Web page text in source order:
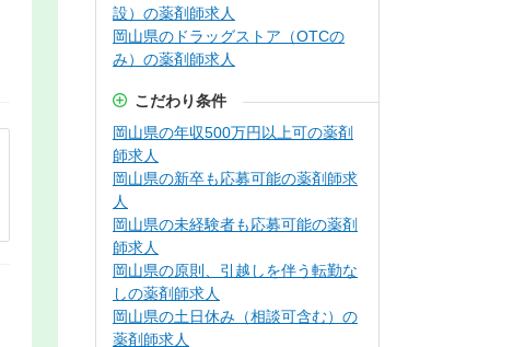
設）の薬剤師求人
岡山県のドラッグストア（OTCの
み）の薬剤師求人
こだわり条件
岡山県の年収500万円以上可の薬剤
師求人
岡山県の新卒も応募可能の薬剤師求
人
岡山県の未経験者も応募可能の薬剤
師求人
岡山県の原則、引越しを伴う転勤な
しの薬剤師求人
岡山県の土日休み（相談可含む）の
薬剤師求人